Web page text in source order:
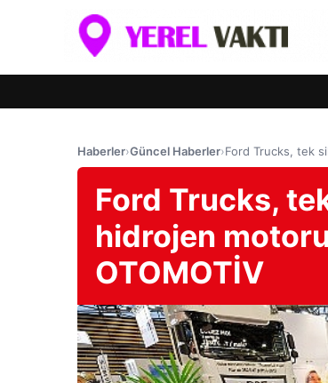
Haberler›Güncel Haberler›Ford Trucks, tek
Ford Trucks,
hidrojen
OTOMOTİV